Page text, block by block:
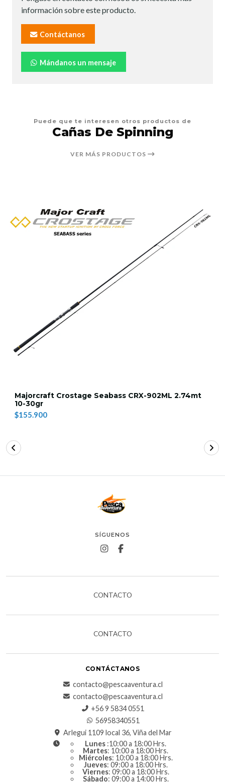
información sobre este producto.
Contáctanos
Mándanos un mensaje
Puede que te interesen otros productos de
Cañas De Spinning
VER MÁS PRODUCTOS
Majorcraft Crostage Seabass CRX-902ML 2.74mt
10-30gr
$155.900
SÍGUENOS
CONTACTO
CONTACTO
CONTÁCTANOS
contacto@pescaaventura.cl
contacto@pescaaventura.cl
+56 9 5834 0551
56958340551
Arlegui 1109 local 36, Viña del Mar
Lunes :10:00 a 18:00 Hrs.
Martes: 10:00 a 18:00 Hrs.
Miércoles: 10:00 a 18:00 Hrs.
Jueves: 09:00 a 18:00 Hrs.
Viernes: 09:00 a 18:00 Hrs.
Sábado: 09:00 a 14:00 Hrs.